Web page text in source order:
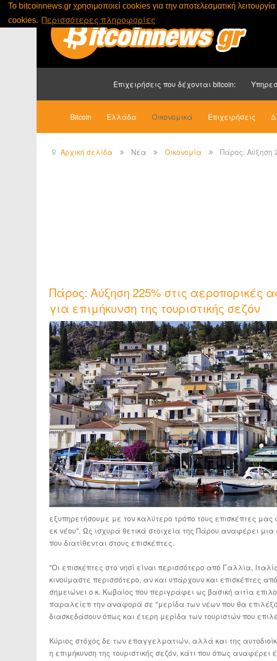
To bitcoinnews.gr χρησιμοποιεί cookies για την αποτελεσματική
cookies. Περισσότερες πληροφορίες
Επιχειρήσεις που δέχονται bitcoin:
Bitcoin Ελλάδα Οικονομικά Επιχειρήσεις
Αρχική σελίδα Νέα Οικονομία Πάρος: Αύξηση
Πάρος: Αύξηση 225% στις αεροπορικές
για επιμήκυνση της τουριστικής σεζόν
εξυπηρετήσουμε με τον καλύτερο τρόπο τους επισκέπτες
εκ νέου". Ως ισχυρά θετικά στοιχεία της Πάρου αναφέρει
που διατίθενται στους επισκέπτες.
"Οι επισκέπτες στο νησί είναι περισσότερο από Γαλλία,
κινούμαστε περισσότερο, αν και υπάρχουν και επισκέπτες
σημειώνει ο κ. Κωβαίος που περιγράφει ως βασική αιτία
παραλείεπ την αναφορά σε "μερίδα των νέων που θα
διασκεδάσουν όπως και έτερη μερίδα των τουριστών που
Κύριος στόχος δε των επαγγελματιών, αλλά και της
η επιμήκυνση της τουριστικής σεζόν, κάτι που όπως